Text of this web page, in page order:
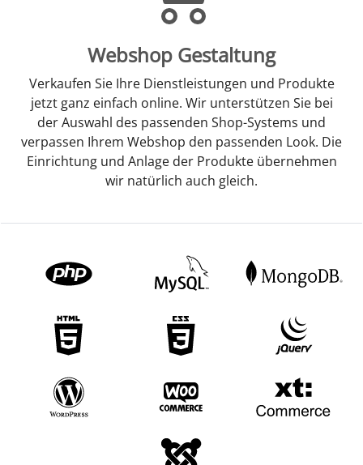
Webshop Gestaltung
Verkaufen Sie Ihre Dienstleistungen und Produkte
jetzt ganz einfach online. Wir unterstützen Sie bei
der Auswahl des passenden Shop-Systems und
verpassen Ihrem Webshop den passenden Look. Die
Einrichtung und Anlage der Produkte übernehmen
wir natürlich auch gleich.